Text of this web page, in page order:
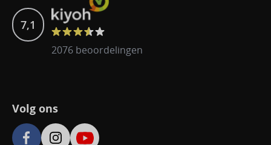
7,1
2076 beoordelingen
Volg ons